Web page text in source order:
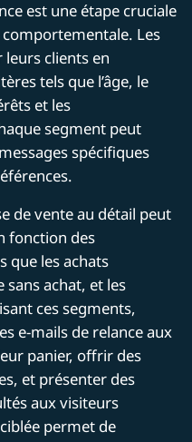
est une étape cruciale
Les
clients en
tels que l’âge, le
et les
segment peut
spécifiques
de vente au détail peut
fonction des
que les achats
sans achat, et les
ces segments,
e-mails de relance aux
panier, offrir des
et présenter des
aux visiteurs
permet de